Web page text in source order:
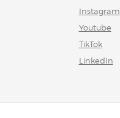
Instagram
Youtube
TikTok
LinkedIn